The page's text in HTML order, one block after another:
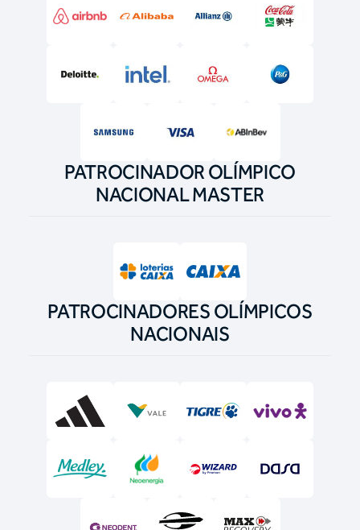
PATROCINADOR OLÍMPICO
NACIONAL MASTER
PATROCINADORES OLÍMPICOS
NACIONAIS